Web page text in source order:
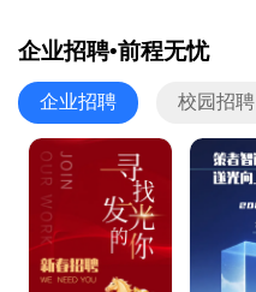
企业招聘•前程无忧
企业招聘 校园招聘